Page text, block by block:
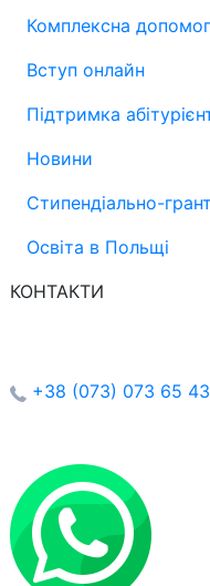
Комплексна
Вступ онлайн
Підтримка
Новини
Стипендіально-
Освіта в Польщі
КОНТАКТИ
+38 (073) 073 65 43